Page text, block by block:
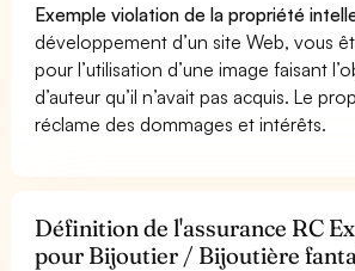
Exemple violation de la propriété
développement d’un site Web, vous
pour l’utilisation d’une image faisant
d’auteur qu’il n’avait pas acquis. Le
réclame des dommages et intérêts.
Définition de l'assurance RC
pour Bijoutier / Bijoutière